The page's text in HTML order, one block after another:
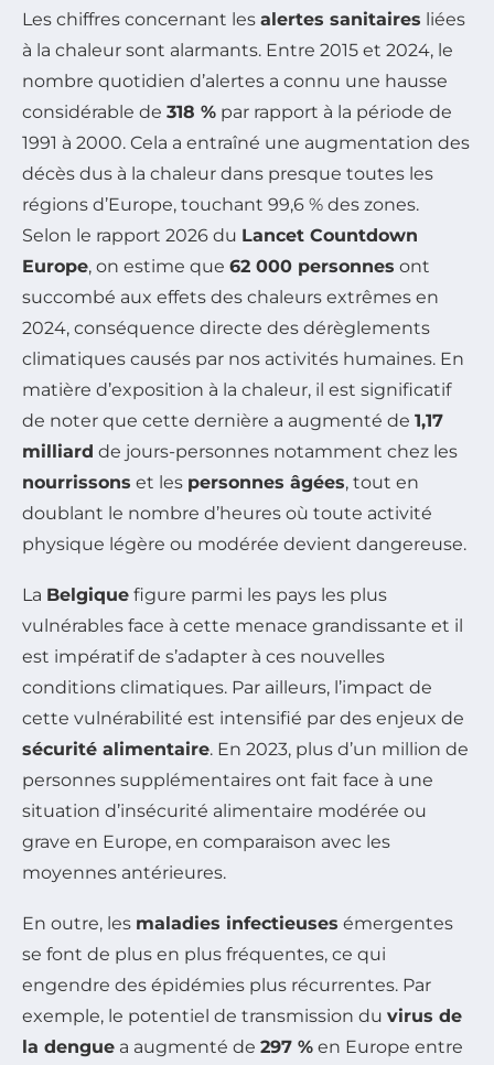
Les chiffres concernant les alertes sanitaires liées
à la chaleur sont alarmants. Entre 2015 et 2024, le
nombre quotidien d’alertes a connu une hausse
considérable de 318 % par rapport à la période de
1991 à 2000. Cela a entraîné une augmentation des
décès dus à la chaleur dans presque toutes les
régions d’Europe, touchant 99,6 % des zones.
Selon le rapport 2026 du Lancet Countdown
Europe, on estime que 62 000 personnes ont
succombé aux effets des chaleurs extrêmes en
2024, conséquence directe des dérèglements
climatiques causés par nos activités humaines. En
matière d’exposition à la chaleur, il est significatif
de noter que cette dernière a augmenté de 1,17
milliard de jours-personnes notamment chez les
nourrissons et les personnes âgées, tout en
doublant le nombre d’heures où toute activité
physique légère ou modérée devient dangereuse.
La Belgique figure parmi les pays les plus
vulnérables face à cette menace grandissante et il
est impératif de s’adapter à ces nouvelles
conditions climatiques. Par ailleurs, l’impact de
cette vulnérabilité est intensifié par des enjeux de
sécurité alimentaire. En 2023, plus d’un million de
personnes supplémentaires ont fait face à une
situation d’insécurité alimentaire modérée ou
grave en Europe, en comparaison avec les
moyennes antérieures.
En outre, les maladies infectieuses émergentes
se font de plus en plus fréquentes, ce qui
engendre des épidémies plus récurrentes. Par
exemple, le potentiel de transmission du virus de
la dengue a augmenté de 297 % en Europe entre